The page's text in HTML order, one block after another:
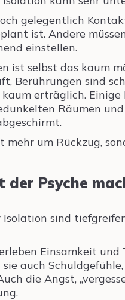
gelegentlich
ist. Andere
einstellen.
ist selbst das kaum
Berührungen sind
kaum erträglich.
Räumen
mehr um Rückzug,
der Psyche
Isolation sind
Einsamkeit und
auch
die Angst,